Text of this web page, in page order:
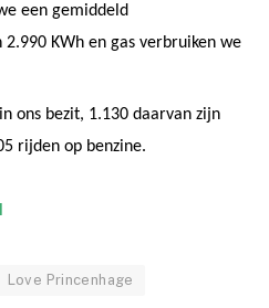
een gemiddeld
KWh en gas verbruiken we
ons bezit, 1.130 daarvan zijn
rijden op benzine.
Love Princenhage